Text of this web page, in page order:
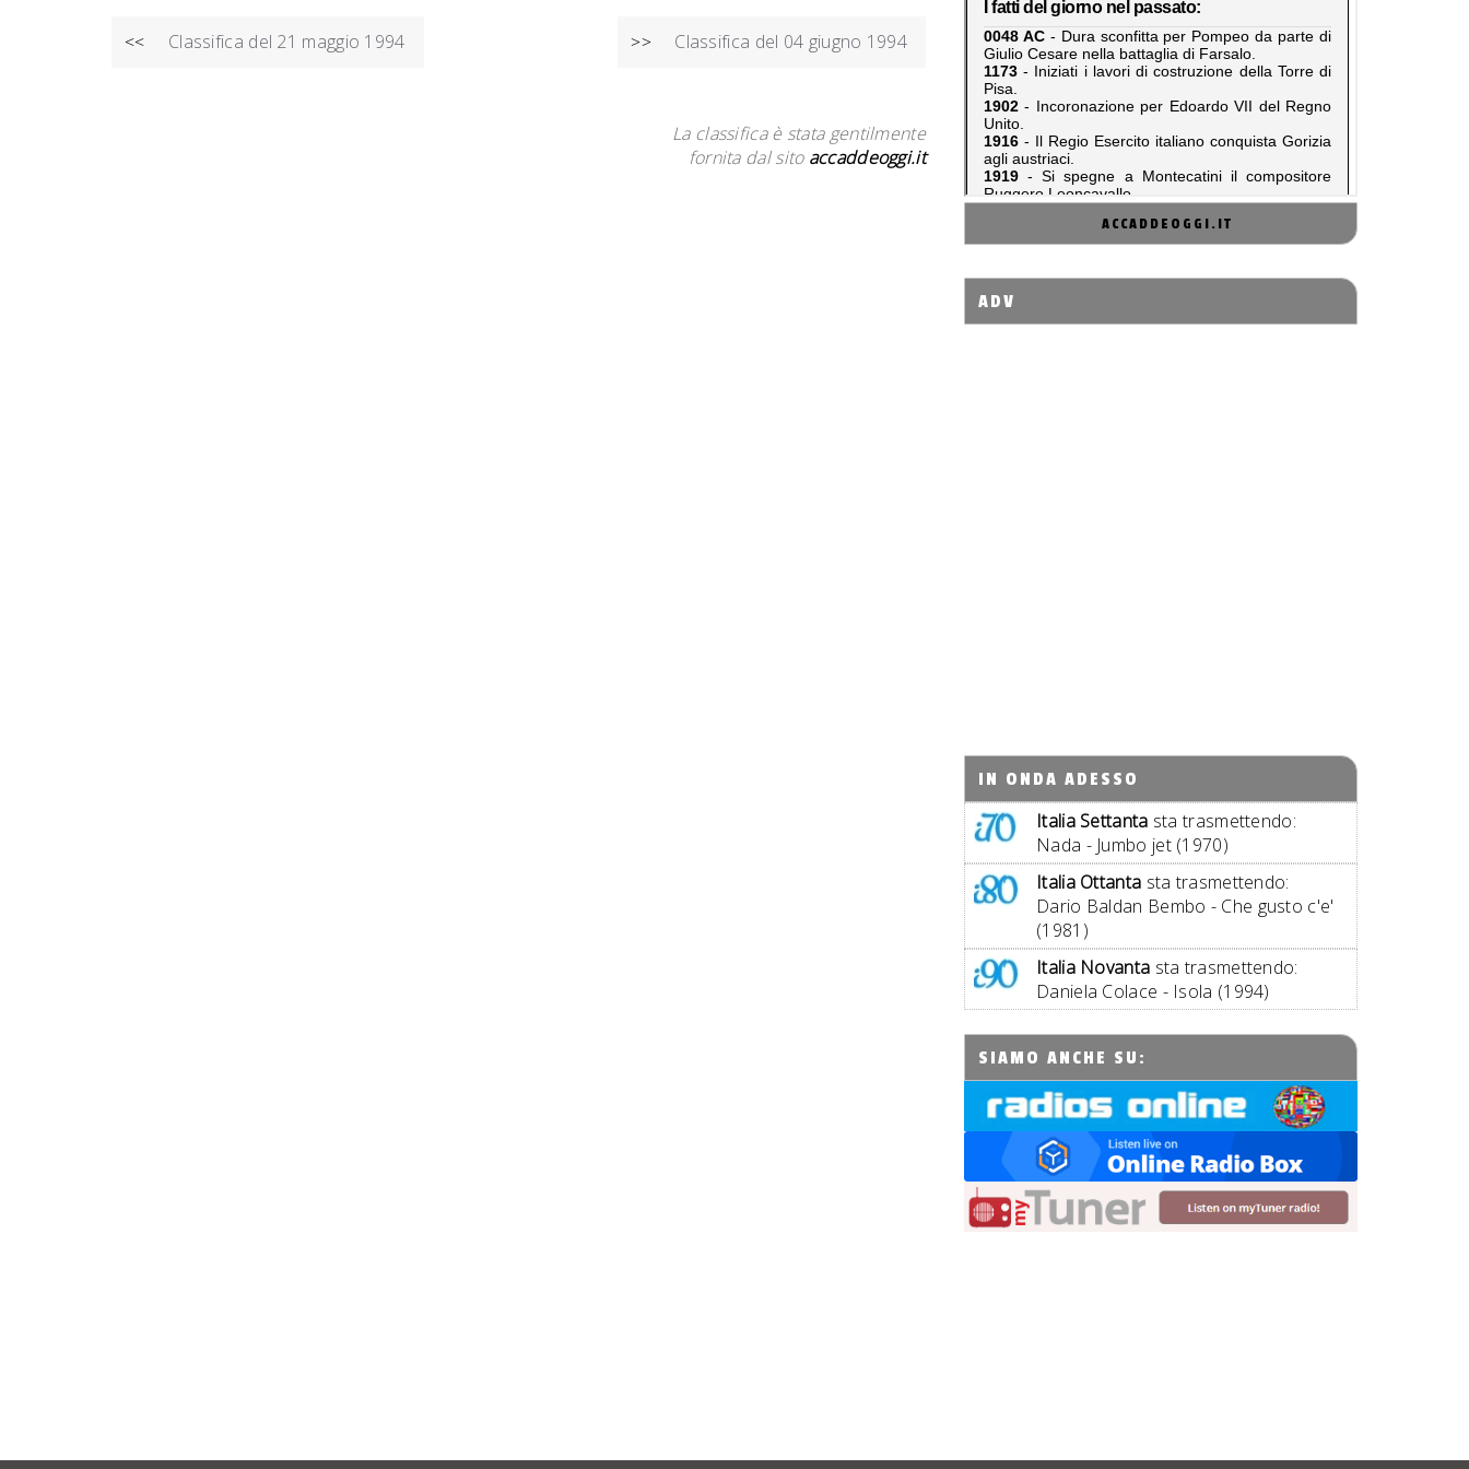
NAVIGAZIONE
<< Classifica del 21 maggio 1994 >> Classifica del 04 giugno 1994
La classifica è stata gentilmente
fornita dal sito accaddeoggi.it
ACCADDEOGGI.IT
ADV
IN ONDA ADESSO
Italia Settanta sta trasmettendo:
Nada - Jumbo jet (1970)
Italia Ottanta sta trasmettendo:
Dario Baldan Bembo - Che gusto c'e'
(1981)
Italia Novanta sta trasmettendo:
Daniela Colace - Isola (1994)
SIAMO ANCHE SU: